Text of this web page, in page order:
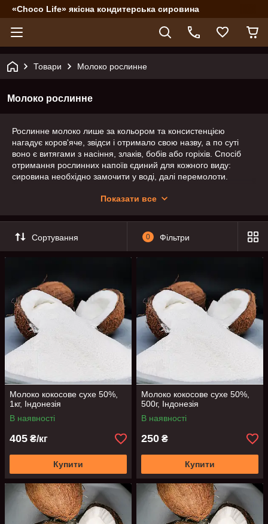
«Choco Life» якісна кондитерська сировина
Товари Молоко рослинне
Молоко рослинне
Рослинне молоко лише за кольором та консистенцією
нагадує коров'яче, звідси і отримало свою назву, а по суті
воно є витягами з насіння, злаків, бобів або горіхів. Спосіб
отримання рослинних напоїв єдиний для кожного виду:
сировина необхідно замочити у воді, далі перемолоти.
антибіотики і гормони, які отримує велику рогату худобу на
фермах, а також в ньому відсутні холестерин і речовини, що
казеїн і молочний цукор (лактоза).
Рослинне молоко активно просувається вегетаріанцями і
кожним роком стає все більше. Крім того, його можна
вживати в період релігійних постів, використовувати в
кулінарії для додання незвичайних смакових відтінків і
пікантності стравам.
Показати все
Сортування 0 Фільтри
Молоко кокосове сухе 50%,
1кг, Індонезія
В наявності
405 ₴/кг
Купити
Молоко кокосове сухе 50%,
500г, Індонезія
В наявності
250 ₴
Купити